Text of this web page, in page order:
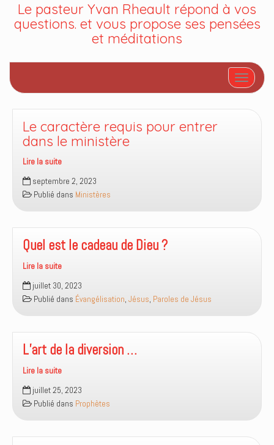
Le pasteur Yvan Rheault répond à vos
questions. et vous propose ses pensées
et méditations
Afficher/
Le caractère requis pour entrer
dans le ministère
Lire la suite
Le
caractère
requis
entrer
dans
le
ministère
septembre 2, 2023
Publié dans Ministères
Quel est le cadeau de Dieu ?
Lire la suite
Quel
est
le
de
Dieu
juillet 30, 2023
Publié dans Évangélisation, Jésus, Paroles de Jésus
L’art de la diversion …
Lire la suite
L’art
de
la
…
juillet 25, 2023
Publié dans Prophètes